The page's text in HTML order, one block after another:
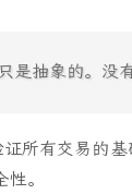
是抽象的。没
所有交易的
。